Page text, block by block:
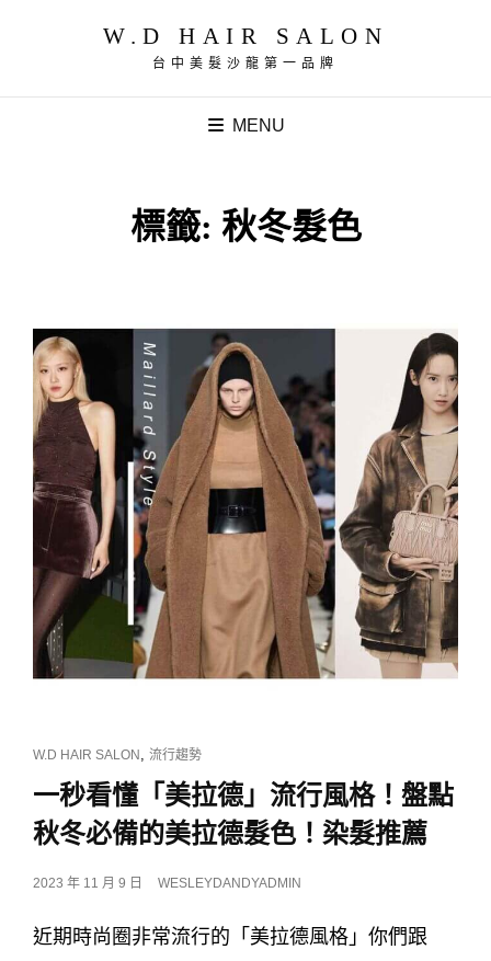
W.D HAIR SALON
台中美髮沙龍第一品牌
MENU
標籤: 秋冬髮色
CAT
LINKS
W.D HAIR SALON , 流行趨勢
一秒看懂「美拉德」流行風格！盤點
秋冬必備的美拉德髮色！染髮推薦
POSTED
2023 年 11 月 9 日 WESLEYDANDYADMIN
近期時尚圈非常流行的「美拉德風格」你們跟